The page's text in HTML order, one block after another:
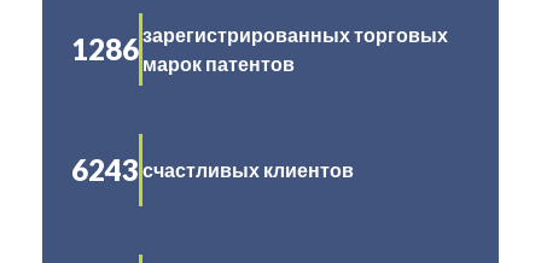
1286зарегистрированных торговых
марок патентов
6243 счастливых клиентов